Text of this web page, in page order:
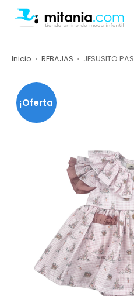
Saltar
Inicio REBAJAS JESUSITO
¡Oferta